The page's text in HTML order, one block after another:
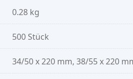
0.28 kg
500 Stück
34/50 x 220 mm, 38/55 x 220